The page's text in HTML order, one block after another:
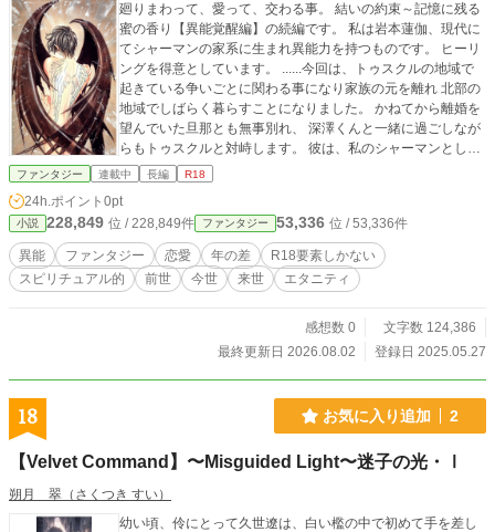
廻りまわって、愛って、交わる事。 結いの約束～記憶に残る
蜜の香り【異能覚醒編】の続編です。 私は岩本蓮伽、現代に
てシャーマンの家系に生まれ異能力を持つものです。 ヒーリ
ングを得意としています。 ......今回は、トゥスクルの地域で
起きている争いごとに関わる事になり家族の元を離れ 北部の
地域でしばらく暮らすことになりました。 かねてから離婚を
望んでいた旦那とも無事別れ、 深澤くんと一緒に過ごしなが
らもトゥスクルと対峙します。 彼は、私のシャーマンとして
のお役目にとても大切な人なのですが..... (なぜ大切なのか？
ぞ) 恐怖を感じる程の(笑)過剰すぎる愛重め男子のため、受け
容れたり交わしたりしながら 粛々とトゥスクルの地域で起き
てる異常な状況を異能力で収めていくお話となります。 注）
北海洋編はてんこもりのテーマとなっています。 『結いの約
束』は大人の要素てんこ盛り+描写濃い目なので、本能を解放
ファンタジー 連載中 長編 R18
24h.ポイント 0pt
小説 228,849 位 / 228,849件 ファンタジー 53,336 位 / 53,336件
異能 ファンタジー 恋愛 年の差
R18要素しかない
スピリチュアル的
前世 今世 来世 エタニティ
感想数 0
文字数 124,386
最終更新日 2026.08.02
登録日 2025.05.27
18 お気に入り追加 2
【Velvet Command】〜Misguided Light〜迷子の光・Ⅰ
朔月 翠（さくつき すい）
幼い頃、伶にとって久世遼は、白い檻の中で初めて手を差し